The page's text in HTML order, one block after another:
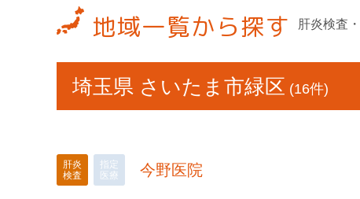
地域一覧から探す 肝炎検査
埼玉県 さいたま市緑区 (16件)
肝炎
検査
指定
医療
今野医院